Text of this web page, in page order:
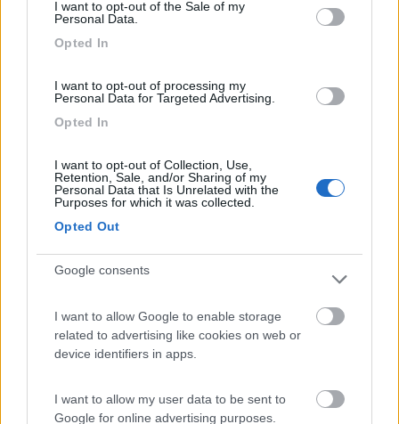
I want to opt-out of the Sale of my
Personal Data.
Opted In
I want to opt-out of processing my
Personal Data for Targeted Advertising.
Opted In
I want to opt-out of Collection, Use,
Retention, Sale, and/or Sharing of my
Personal Data that Is Unrelated with the
Purposes for which it was collected.
Opted Out
Google consents
I want to allow Google to enable storage
related to advertising like cookies on web or
device identifiers in apps.
I want to allow my user data to be sent to
Google for online advertising purposes.
9 Area camper Tschaval
8.5 Camping International Touring
8.7 Lazy Bee Camping Village - La Pinsa
Quart(AO)